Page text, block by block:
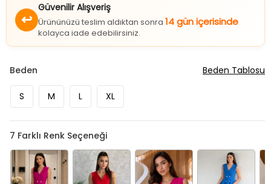
↩
Güvenilir Alışveriş
Ürününüzü teslim aldıktan sonra 14 gün içerisinde
kolayca iade edebilirsiniz.
Beden
S M L XL
Beden Tablosu
7 Farklı Renk Seçeneği